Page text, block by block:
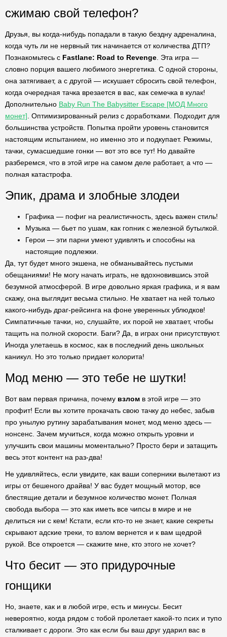
сжимаю свой телефон?
Друзья, вы когда-нибудь попадали в такую бездну адреналина,
когда чуть ли не нервный тик начинается от количества ДТП?
Познакомьтесь с Fastlane: Road to Revenge . Эта игра —
словно порция вашего любимого энергетика. С одной стороны,
она затягивает, а с другой — искушает сбросить свой телефон,
когда очередная тачка врезается в вас, как семечка в кулак!
Дополнительно Baby Run The Babysitter Escape [МОД Много
монет] . Оптимизированный релиз с доработками. Подходит для
большинства устройств. Попытка пройти уровень становится
настоящим испытанием, но именно это и подкупает. Режимы,
тачки, сумасшедшие гонки — вот это все тут! Но давайте
разберемся, что в этой игре на самом деле работает, а что —
полная катастрофа.
Эпик, драма и злобные злодеи
Графика — пофиг на реалистичность, здесь важен стиль!
Музыка — бьет по ушам, как гопник с железной бутылкой.
Герои — эти парни умеют удивлять и способны на
настоящие подлежки.
Да, тут будет много экшена, не обманывайтесь пустыми
обещаниями! Не могу начать играть, не вдохновившись этой
безумной атмосферой. В игре довольно яркая графика, и я вам
скажу, она выглядит весьма стильно. Не хватает на ней только
какого-нибудь драг-рейсинга на фоне уверенных ублюдков!
Симпатичные тачки, но, слушайте, их порой не хватает, чтобы
тащить на полной скорости. Баги? Да, в играх они присутствуют.
Иногда улетаешь в космос, как в последний день школьных
каникул. Но это только придает колорита!
Мод меню — это тебе не шутки!
Вот вам первая причина, почему взлом в этой игре — это
профит! Если вы хотите прокачать свою тачку до небес, забыв
про унылую рутину зарабатывания монет, мод меню здесь —
нонсенс. Зачем мучиться, когда можно открыть уровни и
улучшить свои машины моментально? Просто бери и затащить
весь этот контент на раз-два!
Не удивляйтесь, если увидите, как ваши соперники вылетают из
игры от бешеного драйва! У вас будет мощный мотор, все
блестящие детали и безумное количество монет. Полная
свобода выбора — это как иметь все чипсы в мире и не
делиться ни с кем! Кстати, если кто-то не знает, какие секреты
скрывают адские треки, то взлом вернется и к вам щедрой
рукой. Все откроется — скажите мне, кто этого не хочет?
Что бесит — это придурочные
гонщики
Но, знаете, как и в любой игре, есть и минусы. Бесит
невероятно, когда рядом с тобой пролетает какой-то псих и тупо
сталкивает с дороги. Это как если бы ваш друг ударил вас в